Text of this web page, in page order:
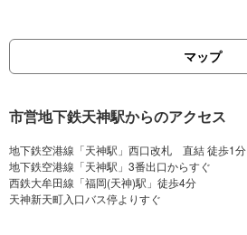
マップ
市営地下鉄天神駅からのアクセス
地下鉄空港線「天神駅」西口改札 直結 徒歩1分
地下鉄空港線「天神駅」3番出口からすぐ
西鉄大牟田線「福岡(天神)駅」徒歩4分